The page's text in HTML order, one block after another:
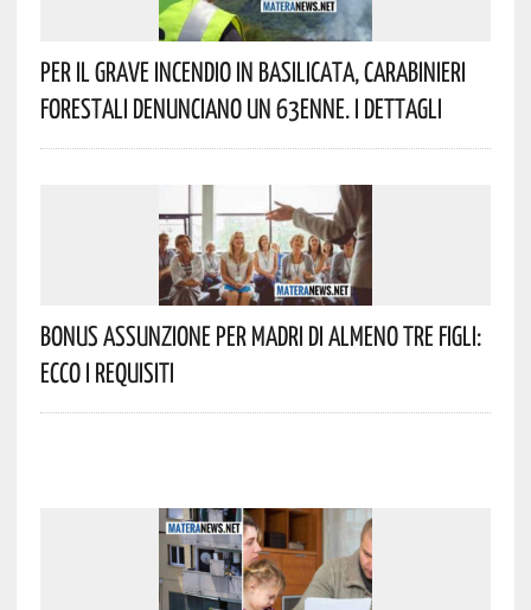
Per Il Grave Incendio In Basilicata, Carabinieri
Forestali Denunciano Un 63enne. I Dettagli
Bonus Assunzione Per Madri Di Almeno Tre Figli:
Ecco I Requisiti